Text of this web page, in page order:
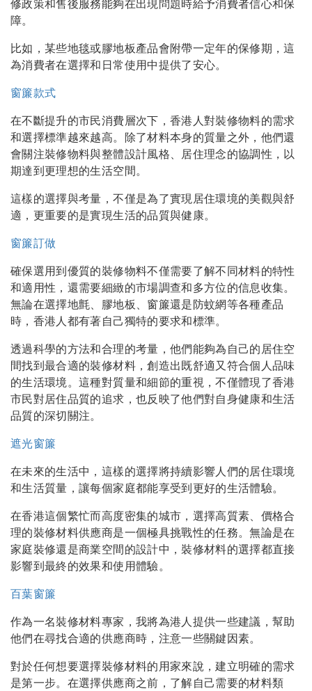
修政策和售後服務能夠在出現問題時給予消費者信心和保
障。
比如，某些地毯或膠地板產品會附帶一定年的保修期，這
為消費者在選擇和日常使用中提供了安心。
窗簾款式
在不斷提升的市民消費層次下，香港人對裝修物料的需求
和選擇標準越來越高。除了材料本身的質量之外，他們還
會關注裝修物料與整體設計風格、居住理念的協調性，以
期達到更理想的生活空間。
這樣的選擇與考量，不僅是為了實現居住環境的美觀與舒
適，更重要的是實現生活的品質與健康。
窗簾訂做
確保選用到優質的裝修物料不僅需要了解不同材料的特性
和適用性，還需要細緻的市場調查和多方位的信息收集。
無論在選擇地氈、膠地板、窗簾還是防蚊網等各種產品
時，香港人都有著自己獨特的要求和標準。
透過科學的方法和合理的考量，他們能夠為自己的居住空
間找到最合適的裝修材料，創造出既舒適又符合個人品味
的生活環境。這種對質量和細節的重視，不僅體現了香港
市民對居住品質的追求，也反映了他們對自身健康和生活
品質的深切關注。
遮光窗簾
在未來的生活中，這樣的選擇將持續影響人們的居住環境
和生活質量，讓每個家庭都能享受到更好的生活體驗。
在香港這個繁忙而高度密集的城市，選擇高質素、價格合
理的裝修材料供應商是一個極具挑戰性的任務。無論是在
家庭裝修還是商業空間的設計中，裝修材料的選擇都直接
影響到最終的效果和使用體驗。
百葉窗簾
作為一名裝修材料專家，我將為港人提供一些建議，幫助
他們在尋找合適的供應商時，注意一些關鍵因素。
對於任何想要選擇裝修材料的用家來說，建立明確的需求
是第一步。在選擇供應商之前，了解自己需要的材料類